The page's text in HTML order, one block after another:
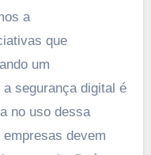
a
que
um
segurança digital é
no uso dessa
devem